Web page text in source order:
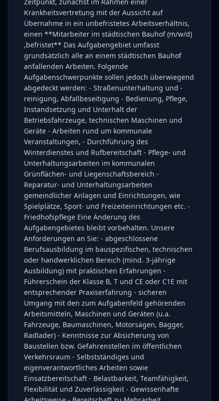
Krankheitsvertretung mit der Aussicht auf
Übernahme in ein unbefristetes Arbeitsverhältnis,
einen **Mitarbeiter im städtischen Bauhof (m/w/d)
,befristet** Das Aufgabengebiet umfasst
grundsätzlich alle an einem städtischen Bauhof
anfallenden Arbeiten. Folgende
Aufgabenschwerpunkte sollen jedoch überwiegend
abgedeckt werden: - Straßenunterhaltung und -
reinigung, Abfallbeseitigung - Bedienung, Pflege,
Instandsetzung und Unterhalt der
Betriebsfahrzeuge, technischen Maschinen und
Geräte - Arbeiten rund um kommunale
Veranstaltungen, - Durchführung des
Winterdienstes und Rufbereitschaft - Pflege- und
Unterhaltungsarbeiten im kommunalen
Grünflächen- und Liegenschaftsbereich -
Reparatur- und Unterhaltungsarbeiten
gemeindlicher Anlagen und Einrichtungen, wie
Spielplätze, Sport- und Freizeiteinrichtungen etc. -
Friedhofspflege Eine Änderung des
Aufgabengebietes bleibt vorbehalten. Unsere
Anforderungen an Sie: - abgeschlossene
Berufsausbildung im bauspezifischen, technischen
oder handwerklichen Bereich (mind. 3-jährige
Ausbildung) mit praktischen Erfahrungen -
Führerschein der Klasse B, T und CE oder C1E mit
entsprechender Praxiserfahrung - sicheren
Umgang mit den zum Aufgabenfeld gehörenden
Arbeitsmitteln, Maschinen und Geräten (u.a.
Fahrzeuge, Baumaschinen, Motorsägen, Bagger,
Radlader) - Kenntnisse zur Absicherung von
Baustellen bzw. Gefahrenstellen im öffentlichen
Verkehrsraum - Selbstständiges und
eigenverantwortliches Arbeiten sowie
Einsatzbereitschaft - Belastbarkeit, Teamfähigkeit,
Flexibilität und Zuverlässigkeit - Gewissenhafte